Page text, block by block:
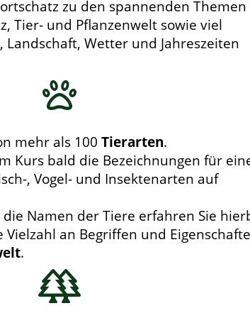
zu den spannenden Themen
Tier- und Pflanzenwelt sowie viel
Wetter und Jahreszeiten
mehr als 100 Tierarten.
Kurs bald die Bezeichnungen für
, Vogel- und Insektenarten auf
Namen der Tiere erfahren Sie
Vielzahl an Begriffen und
.